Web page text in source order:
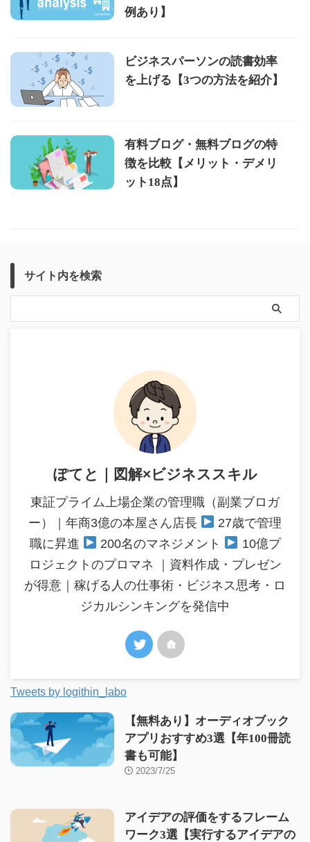
例あり】
ビジネスパーソンの読書効率
を上げる【3つの方法を紹介】
有料ブログ・無料ブログの特
徴を比較【メリット・デメリ
ット18点】
サイト内を検索
ぽてと｜図解×ビジネススキル
東証プライム上場企業の管理職（副業ブロガ
ー）｜年商3億の本屋さん店長
27歳で管理
職に昇進
200名のマネジメント
10億プ
ロジェクトのプロマネ ｜資料作成・プレゼン
が得意｜稼げる人の仕事術・ビジネス思考・ロ
ジカルシンキングを発信中
Tweets by logithin_labo
【無料あり】オーディオブック
アプリおすすめ3選【年100冊読
書も可能】
2023/7/25
アイデアの評価をするフレーム
ワーク3選【実行するアイデアの